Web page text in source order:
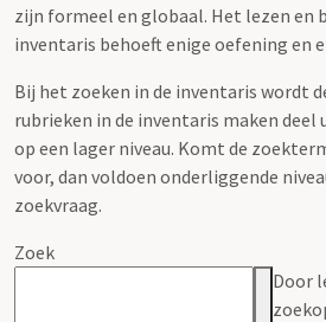
zijn formeel en globaal. Het lezen en
inventaris behoeft enige oefening en
Bij het zoeken in de inventaris wordt
rubrieken in de inventaris maken deel
op een lager niveau. Komt de
voor, dan voldoen onderliggende
zoekvraag.
Zoek
Door